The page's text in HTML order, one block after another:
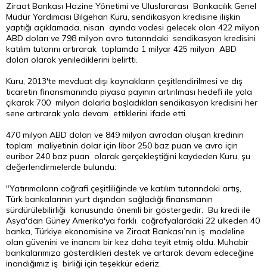
Ziraat Bankası Hazine Yönetimi ve Uluslararası Bankacılık Genel
Müdür Yardımcısı Bilgehan Kuru, sendikasyon kredisine ilişkin
yaptığı açıklamada, nisan ayında vadesi gelecek olan 422 milyon
ABD doları ve 798 milyon avro tutarındaki sendikasyon kredisini
katılım tutarını artırarak toplamda 1 milyar 425 milyon ABD
doları olarak yenilediklerini belirtti.
Kuru, 2013'te mevduat dışı kaynakların çeşitlendirilmesi ve dış
ticaretin finansmanında piyasa payının artırılması hedefi ile yola
çıkarak 700 milyon dolarla başladıkları sendikasyon kredisini her
sene artırarak yola devam ettiklerini ifade etti.
470 milyon ABD doları ve 849 milyon avrodan oluşan kredinin
toplam maliyetinin dolar için libor 250 baz puan ve avro için
euribor 240 baz puan olarak gerçekleştiğini kaydeden Kuru, şu
değerlendirmelerde bulundu:
"Yatırımcıların coğrafi çeşitliliğinde ve katılım tutarındaki artış,
Türk bankalarının yurt dışından sağladığı finansmanın
sürdürülebilirliği konusunda önemli bir göstergedir. Bu kredi ile
Asya'dan Güney Amerika'ya farklı coğrafyalardaki 22 ülkeden 40
banka, Türkiye ekonomisine ve Ziraat Bankası’nın iş modeline
olan güvenini ve inancını bir kez daha teyit etmiş oldu. Muhabir
bankalarımıza gösterdikleri destek ve artarak devam edeceğine
inandığımız iş birliği için teşekkür ederiz.